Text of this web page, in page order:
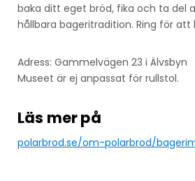
baka ditt eget bröd, fika och ta del
hållbara bageritradition. Ring för att
Adress: Gammelvägen 23 i Älvsbyn
Museet är ej anpassat för rullstol.
Läs mer på
polarbrod.se/om-polarbrod/